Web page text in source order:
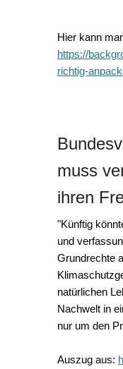
Hier kann
https://
richtig-
muss
ihren
"Künftig
und
Grundrechte
natürlichen
Nachwelt in
nur um den
Auszug aus: